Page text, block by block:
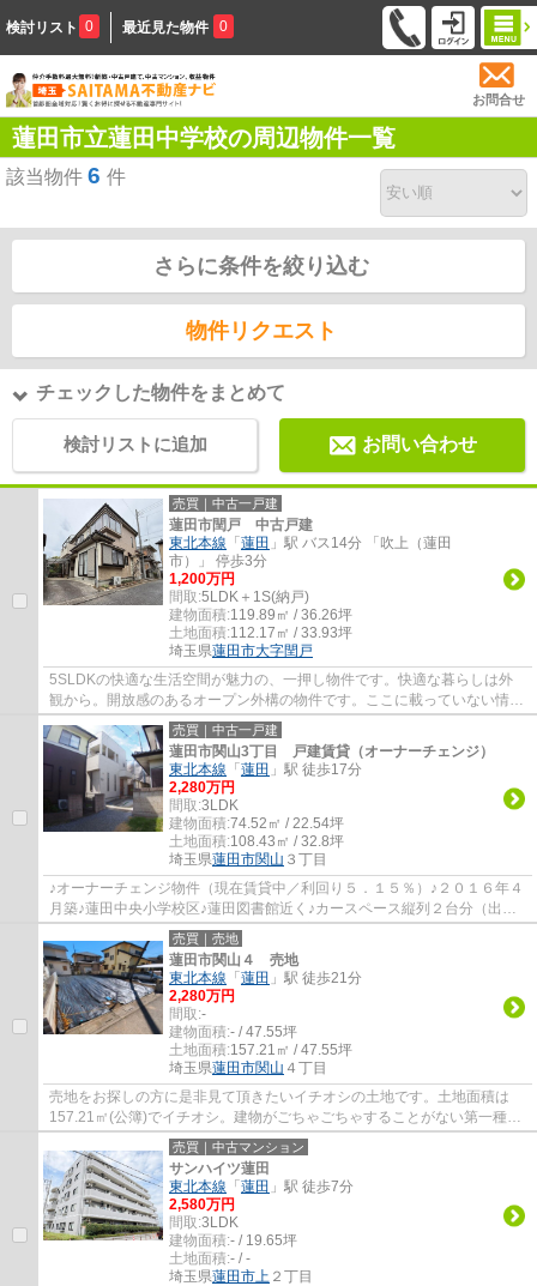
検討リスト 0 最近見た物件 0
お問合せ
蓮田市立蓮田中学校の周辺物件一覧
該当物件 6 件
さらに条件を絞り込む
物件リクエスト
チェックした物件をまとめて
検討リストに追加 お問い合わせ
売買｜中古一戸建
蓮田市閏戸 中古戸建
東北本線 「 蓮田 」駅 バス14分 「吹上（蓮田
市）」 停歩3分
1,200万円
間取:5LDK＋1S(納戸)
建物面積:119.89㎡ / 36.26坪
土地面積:112.17㎡ / 33.93坪
埼玉県蓮田市大字閏戸
5SLDKの快適な生活空間が魅力の、一押し物件です。快適な暮らしは外
観から。開放感のあるオープン外構の物件です。ここに載っていない情報
は、是非内覧でお確かめください。追焚機能浴...
売買｜中古一戸建
蓮田市関山3丁目 戸建賃貸（オーナーチェンジ）
東北本線 「 蓮田 」駅 徒歩17分
2,280万円
間取:3LDK
建物面積:74.52㎡ / 22.54坪
土地面積:108.43㎡ / 32.8坪
埼玉県蓮田市関山 ３丁目
♪オーナーチェンジ物件（現在賃貸中／利回り５．１５％）♪２０１６年４
月築♪蓮田中央小学校区♪蓮田図書館近く♪カースペース縦列２台分（出入
口間口２ｍ・車種による）♪閑静な住環境♪日...
売買｜売地
蓮田市関山４ 売地
東北本線 「 蓮田 」駅 徒歩21分
2,280万円
間取:-
建物面積:- / 47.55坪
土地面積:157.21㎡ / 47.55坪
埼玉県蓮田市関山 ４丁目
売地をお探しの方に是非見て頂きたいイチオシの土地です。土地面積は
157.21㎡(公簿)でイチオシ。建物がごちゃごちゃすることがない第一種低
層住居専用地域なので、静かに快適に過ごす...
売買｜中古マンション
サンハイツ蓮田
東北本線 「 蓮田 」駅 徒歩7分
2,580万円
間取:3LDK
建物面積:- / 19.65坪
土地面積:- / -
埼玉県蓮田市上 ２丁目